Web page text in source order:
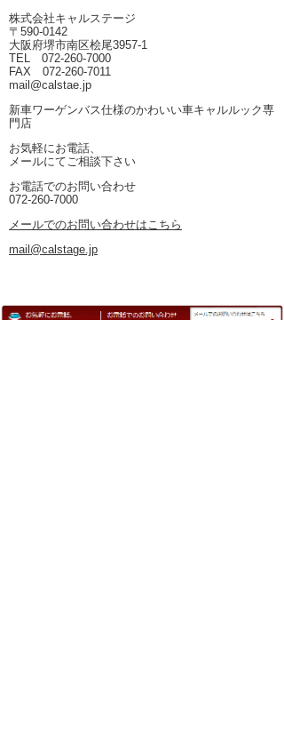
株式会社キャルステージ
〒590-0142
大阪府堺市南区桧尾3957-1
TEL 072-260-7000
FAX 072-260-7011
mail@calstae.jp
新車ワーゲンバス仕様のかわいい車キャルルック専
門店
お気軽にお電話、
メールにてご相談下さい
お電話でのお問い合わせ
072-260-7000
メールでのお問い合わせはこちら
mail@calstage.jp